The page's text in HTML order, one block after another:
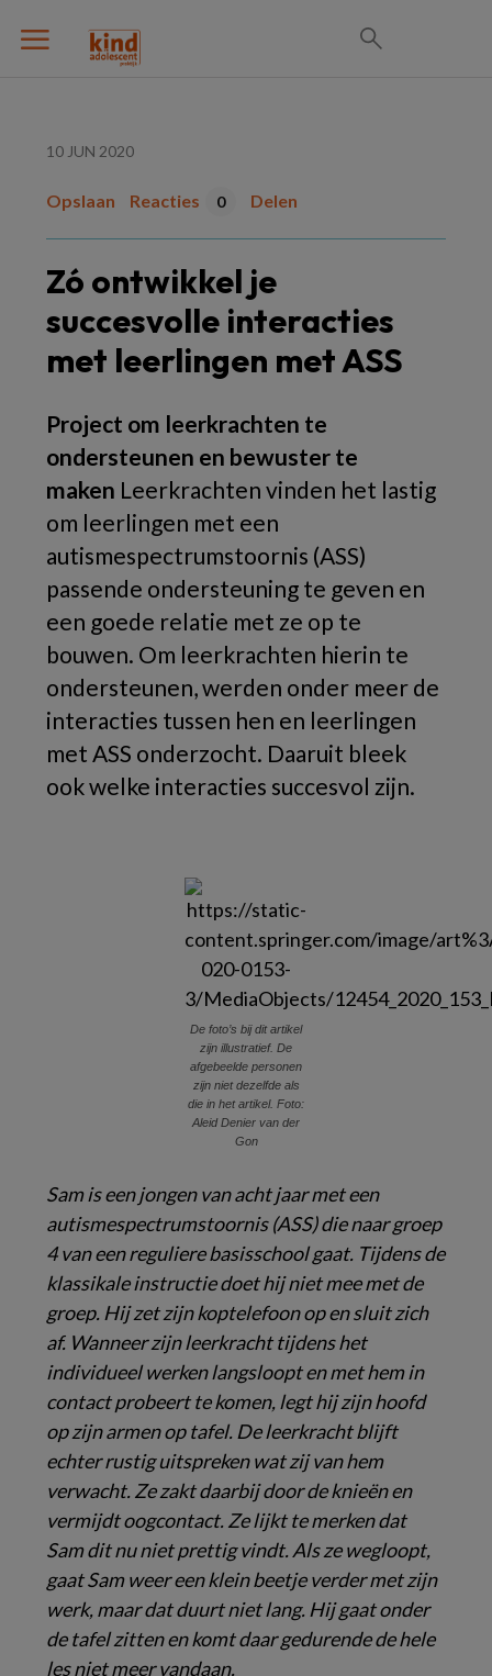
10 JUN 2020
Opslaan Reacties 0 Delen
Zó ontwikkel je
succesvolle interacties
met leerlingen met ASS
Project om leerkrachten te
ondersteunen en bewuster te
maken Leerkrachten vinden het lastig
om leerlingen met een
autismespectrumstoornis (ASS)
passende ondersteuning te geven en
een goede relatie met ze op te
bouwen. Om leerkrachten hierin te
ondersteunen, werden onder meer de
interacties tussen hen en leerlingen
met ASS onderzocht. Daaruit bleek
ook welke interacties succesvol zijn.
De foto’s bij dit artikel
zijn illustratief. De
afgebeelde personen
zijn niet dezelfde als
die in het artikel. Foto:
Aleid Denier van der
Gon
Sam is een jongen van acht jaar met een
autismespectrumstoornis (ASS) die naar groep
4 van een reguliere basisschool gaat. Tijdens de
klassikale instructie doet hij niet mee met de
groep. Hij zet zijn koptelefoon op en sluit zich
af. Wanneer zijn leerkracht tijdens het
individueel werken langsloopt en met hem in
contact probeert te komen, legt hij zijn hoofd
op zijn armen op tafel. De leerkracht blijft
echter rustig uitspreken wat zij van hem
verwacht. Ze zakt daarbij door de knieën en
vermijdt oogcontact. Ze lijkt te merken dat
Sam dit nu niet prettig vindt. Als ze wegloopt,
gaat Sam weer een klein beetje verder met zijn
werk, maar dat duurt niet lang. Hij gaat onder
de tafel zitten en komt daar gedurende de hele
les niet meer vandaan.